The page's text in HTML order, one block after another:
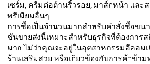
เซรั่ม, ครีมต่อต้านริ้วรอย, มาส์กหน้า และ
พรีเมียมอื่นๆ
การซื้อเป็นจำนวนมากสำหรับคำสั่งซื้อขน
ชันขายส่งนี้เหมาะสำหรับธุรกิจที่ต้องการ
มาก ไม่ว่าคุณจะอยู่ในอุตสาหกรรมอีคอมเ
ร้านเสริมสวย หรือเกี่ยวข้องกับการค้าข้า